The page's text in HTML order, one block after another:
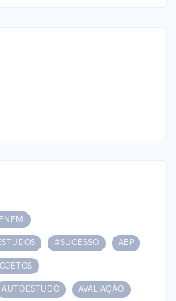
#SUCESSO ABP
AUTOESTUDO AVALIAÇÃO